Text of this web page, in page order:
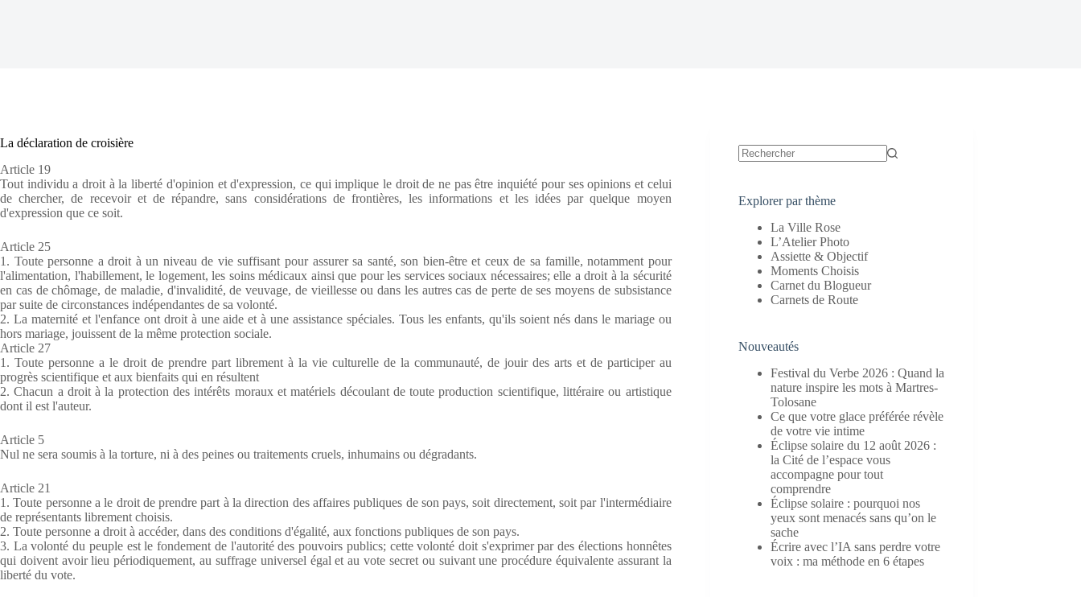
La déclaration de croisière
Article 19
Tout individu a droit à la liberté d'opinion et d'expression, ce qui implique le droit de ne pas être inquiété pour ses opinions et celui
de chercher, de recevoir et de répandre, sans considérations de frontières, les informations et les idées par quelque moyen
d'expression que ce soit.
Article 25
1. Toute personne a droit à un niveau de vie suffisant pour assurer sa santé, son bien-être et ceux de sa famille, notamment pour
l'alimentation, l'habillement, le logement, les soins médicaux ainsi que pour les services sociaux nécessaires; elle a droit à la sécurité
en cas de chômage, de maladie, d'invalidité, de veuvage, de vieillesse ou dans les autres cas de perte de ses moyens de subsistance
par suite de circonstances indépendantes de sa volonté.
2. La maternité et l'enfance ont droit à une aide et à une assistance spéciales. Tous les enfants, qu'ils soient nés dans le mariage ou
hors mariage, jouissent de la même protection sociale.
Article 27
1. Toute personne a le droit de prendre part librement à la vie culturelle de la communauté, de jouir des arts et de participer au
progrès scientifique et aux bienfaits qui en résultent
2. Chacun a droit à la protection des intérêts moraux et matériels découlant de toute production scientifique, littéraire ou artistique
dont il est l'auteur.
Article 5
Nul ne sera soumis à la torture, ni à des peines ou traitements cruels, inhumains ou dégradants.
Article 21
1. Toute personne a le droit de prendre part à la direction des affaires publiques de son pays, soit directement, soit par l'intermédiaire
de représentants librement choisis.
2. Toute personne a droit à accéder, dans des conditions d'égalité, aux fonctions publiques de son pays.
3. La volonté du peuple est le fondement de l'autorité des pouvoirs publics; cette volonté doit s'exprimer par des élections honnêtes
qui doivent avoir lieu périodiquement, au suffrage universel égal et au vote secret ou suivant une procédure équivalente assurant la
liberté du vote.
Explorer par thème
La Ville Rose
L’Atelier Photo
Assiette & Objectif
Moments Choisis
Carnet du Blogueur
Carnets de Route
Nouveautés
Festival du Verbe 2026 : Quand la
nature inspire les mots à Martres-
Tolosane
Ce que votre glace préférée révèle
de votre vie intime
Éclipse solaire du 12 août 2026 :
la Cité de l’espace vous
accompagne pour tout
comprendre
Éclipse solaire : pourquoi nos
yeux sont menacés sans qu’on le
sache
Écrire avec l’IA sans perdre votre
voix : ma méthode en 6 étapes